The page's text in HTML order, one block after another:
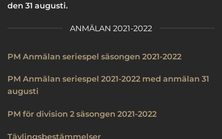
den 31 augusti.
ANMÄLAN 2021-2022
PM Anmälan seriespel säsongen 2021-2022
PM Anmälan seriespel 2021-2022 med anmälan 31
augusti
PM för division 2 säsongen 2021-2022
Tävlingsbestämmelser